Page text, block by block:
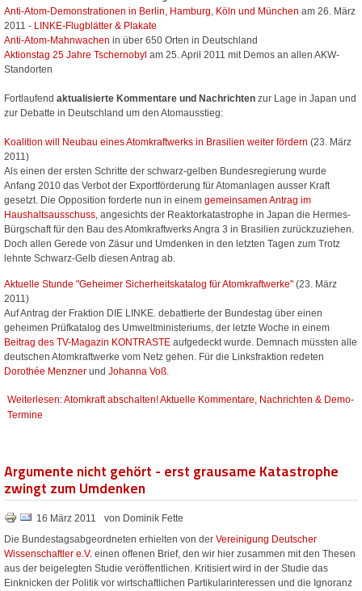
Anti-Atom-Demonstrationen in Berlin, Hamburg, Köln und München am 26. März
2011 - LINKE-Flugblätter & Plakate
Anti-Atom-Mahnwachen in über 650 Orten in Deutschland
Aktionstag 25 Jahre Tschernobyl am 25. April 2011 mit Demos an allen AKW-
Standorten
Fortlaufend aktualisierte Kommentare und Nachrichten zur Lage in Japan und
zur Debatte in Deutschland um den Atomausstieg:
Koalition will Neubau eines Atomkraftwerks in Brasilien weiter fördern (23. März
2011)
Als einen der ersten Schritte der schwarz-gelben Bundesregierung wurde
Anfang 2010 das Verbot der Exportförderung für Atomanlagen ausser Kraft
gesetzt. Die Opposition forderte nun in einem gemeinsamen Antrag im
Haushaltsausschuss, angesichts der Reaktorkatastrophe in Japan die Hermes-
Bürgschaft für den Bau des Atomkraftwerks Angra 3 in Brasilien zurückzuziehen.
Doch allen Gerede von Zäsur und Umdenken in den letzten Tagen zum Trotz
lehnte Schwarz-Gelb diesen Antrag ab.
Aktuelle Stunde "Geheimer Sicherheitskatalog für Atomkraftwerke" (23. März
2011)
Auf Antrag der Fraktion DIE LINKE. debattierte der Bundestag über einen
geheimen Prüfkatalog des Umweltministeriums, der letzte Woche in einem
Beitrag des TV-Magazin KONTRASTE aufgedeckt wurde. Demnach müssten alle
deutschen Atomkraftwerke vom Netz gehen. Für die Linksfraktion redeten
Dorothée Menzner und Johanna Voß
Weiterlesen: Atomkraft abschalten! Aktuelle Kommentare, Nachrichten & Demo-
Termine
Argumente nicht gehört - erst grausame Katastrophe
zwingt zum Umdenken
16 März 2011
von Dominik Fette
Die Bundestagsabgeordneten erhielten von der Vereinigung Deutscher
Wissenschaftler e.V. einen offenen Brief, den wir hier zusammen mit den Thesen
aus der beigelegten Studie veröffentlichen. Kritisiert wird in der Studie das
Einknicken der Politik vor wirtschaftlichen Partikularinteressen und die Ignoranz